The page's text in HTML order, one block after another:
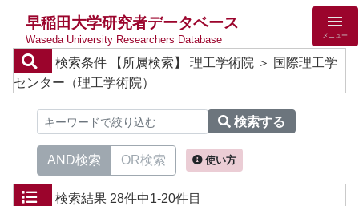
早稲田大学研究者データベース
Waseda University Researchers Database メニュー
検索条件
【所属検索】 理工学術院 ＞ 国際理工学
センター（理工学術院）
検索する
AND検索 OR検索 使い方
検索結果 28件中1-20件目